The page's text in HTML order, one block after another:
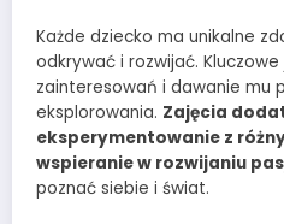
Każde dziecko ma unikalne
odkrywać i rozwijać.
zainteresowań i dawanie mu
eksplorowania. Zajęcia
eksperymentowanie z
wspieranie w rozwijaniu
poznać siebie i świat.